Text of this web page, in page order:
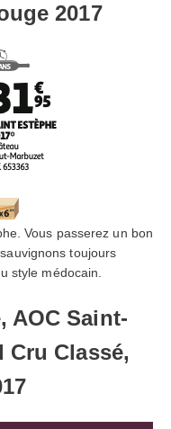
2017
Vous passerez un bon
toujours
style médocain.
AOC Saint-
Cru Classé,